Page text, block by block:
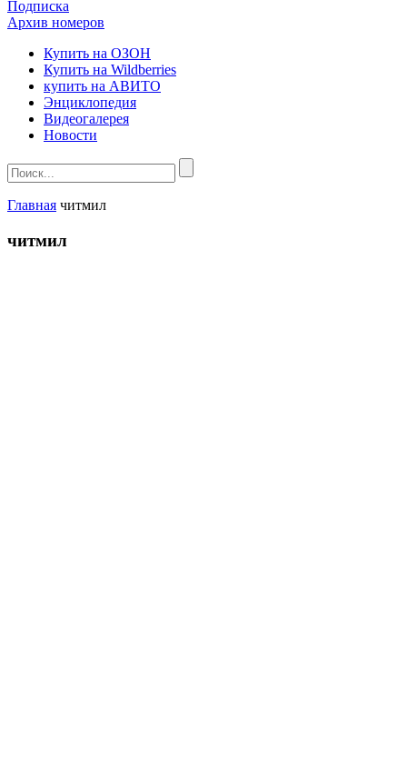
Подписка
Архив номеров
Купить на ОЗОН
Купить на Wildberries
купить на АВИТО
Энциклопедия
Видеогалерея
Новости
Главная читмил
читмил